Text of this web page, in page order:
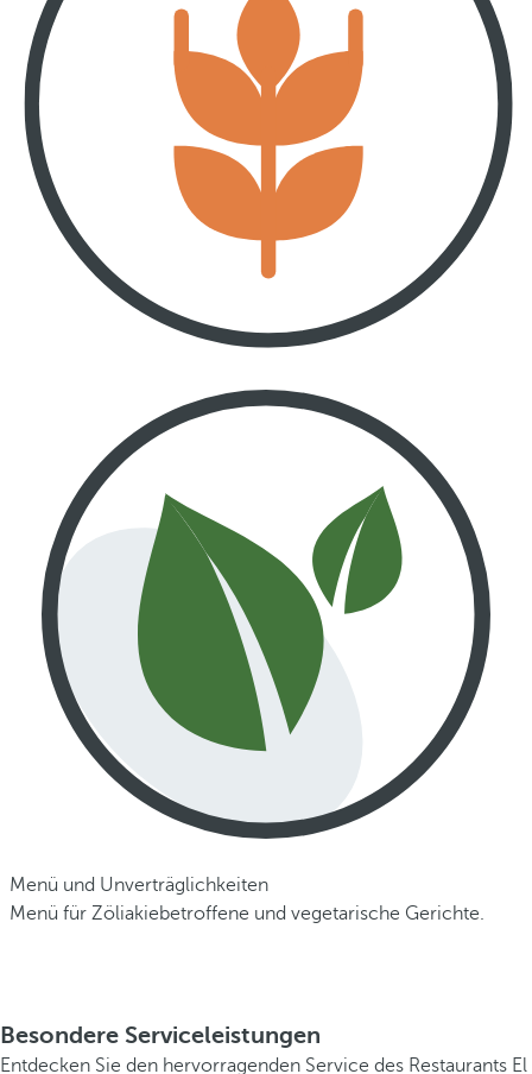
Menü und Unverträglichkeiten
Menü für Zöliakiebetroffene und vegetarische Gerichte.
Besondere Serviceleistungen
Entdecken Sie den hervorragenden Service des Restaurants El